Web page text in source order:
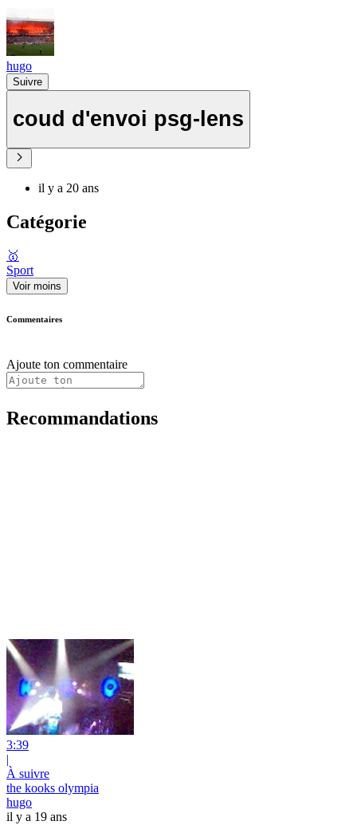
hugo
Suivre
coud d'envoi psg-lens
il y a 20 ans
Catégorie
🥇
Sport
Voir moins
Commentaires
Ajoute ton commentaire
Recommandations
3:39
|
À suivre
the kooks olympia
hugo
il y a 19 ans